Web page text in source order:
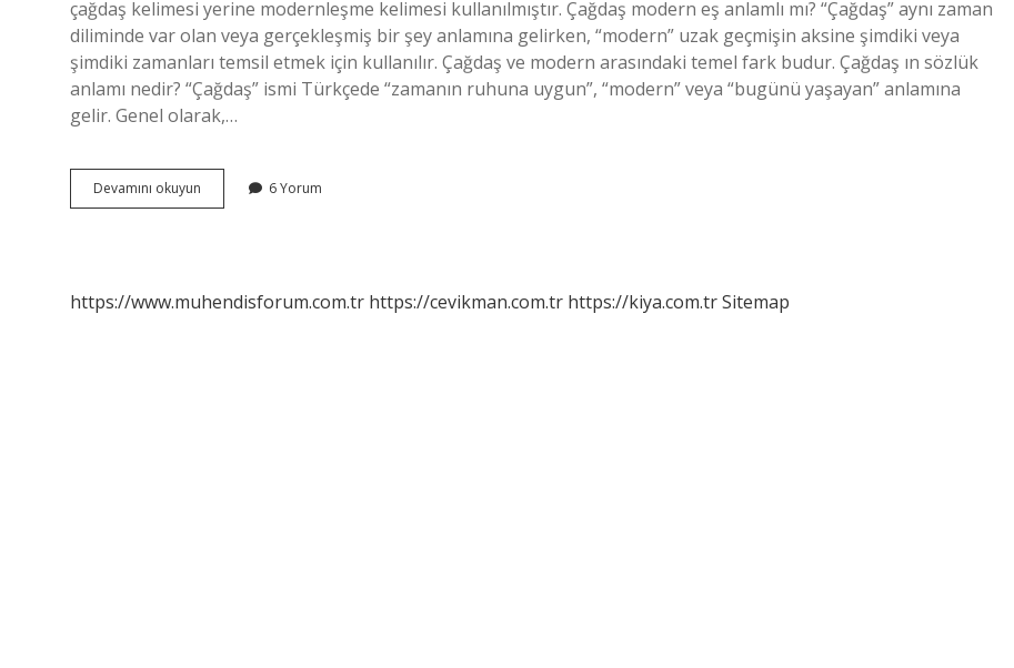
çağdaş kelimesi yerine modernleşme kelimesi kullanılmıştır. Çağdaş modern eş anlamlı mı? “Çağdaş” aynı zaman
diliminde var olan veya gerçekleşmiş bir şey anlamına gelirken, “modern” uzak geçmişin aksine şimdiki veya
şimdiki zamanları temsil etmek için kullanılır. Çağdaş ve modern arasındaki temel fark budur. Çağdaş ın sözlük
anlamı nedir? “Çağdaş” ismi Türkçede “zamanın ruhuna uygun”, “modern” veya “bugünü yaşayan” anlamına
gelir. Genel olarak,…
Devamını okuyun
Kelimesi
6 Yorum
https://www.muhendisforum.com.tr https://cevikman.com.tr https://kiya.com.trSitemap